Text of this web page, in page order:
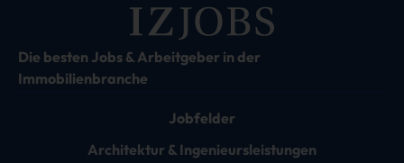
Die besten Jobs & Arbeitgeber in der
Immobilienbranche
Jobfelder
Architektur & Ingenieursleistungen